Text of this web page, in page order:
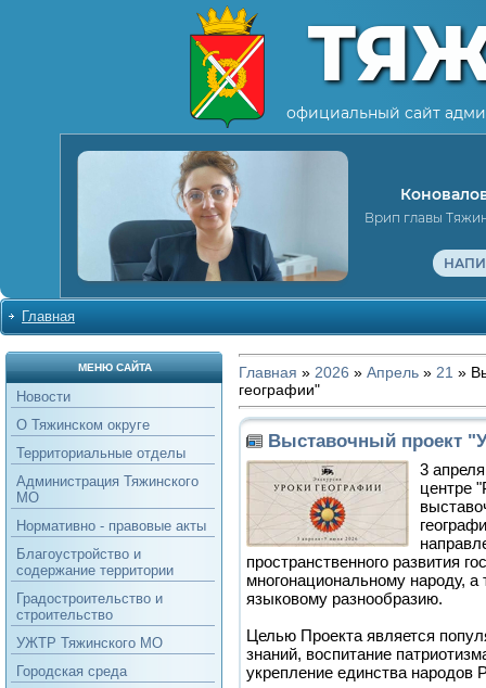
официальный сайт
Врип главы
Главная
МЕНЮ САЙТА
Новости
О Тяжинском округе
Территориальные отделы
Администрация Тяжинского
МО
Нормативно - правовые акты
Благоустройство и
содержание территории
Градостроительство и
строительство
УЖТР Тяжинского МО
Городская среда
Главная » 2026 » Апрель » 21 »
географии"
Выставочный проект
3
центре
пространственного развития
многонациональному народу, а
языковому разнообразию.
Целью Проекта является
знаний, воспитание
укрепление единства народов